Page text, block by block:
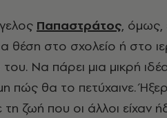
Παπαστράτος, όμως,
θέση στο σχολείο ή στο
του. Να πάρει μια μικρή
πώς θα το πετύχαινε.
τη ζωή που οι άλλοι είχαν